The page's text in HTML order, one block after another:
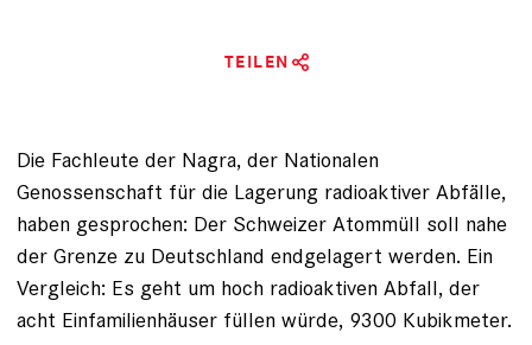
TEILEN
Die Fachleute der Nagra, der Nationalen
Genossenschaft für die Lagerung radioaktiver Abfälle,
haben gesprochen: Der Schweizer Atommüll soll nahe
der Grenze zu Deutschland endgelagert werden. Ein
Vergleich: Es geht um hoch radioaktiven Abfall, der
acht Einfamilienhäuser füllen würde, 9300 Kubikmeter.